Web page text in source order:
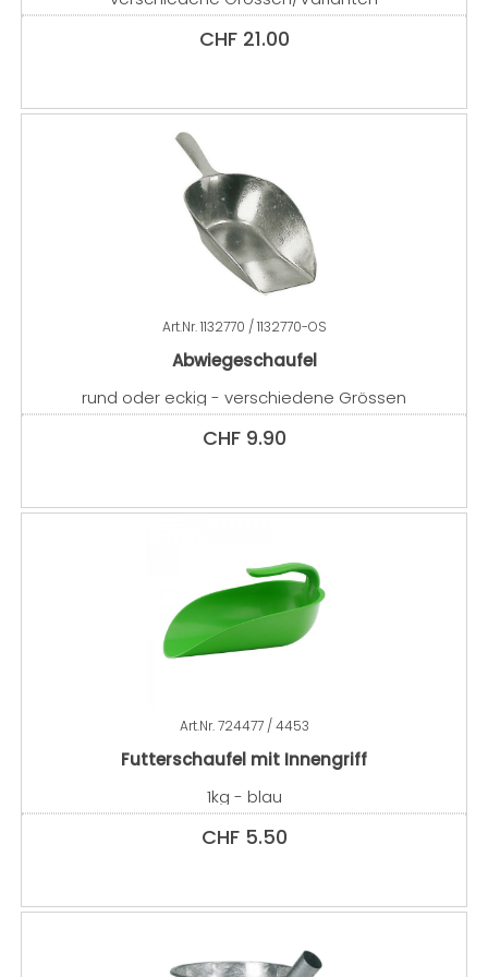
CHF 21.00
Art.Nr.1132770 / 1132770-OS
Abwiegeschaufel
rund oder eckig - verschiedene Grössen
CHF 9.90
Art.Nr.724477 / 4453
Futterschaufel mit Innengriff
1kg - blau
CHF 5.50